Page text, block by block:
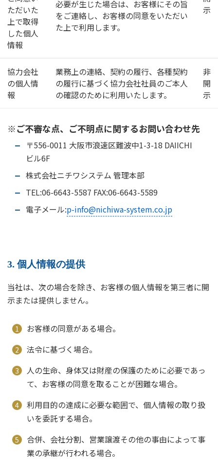
ただいた
上で取得
した個人
情報
必要が生じた場合は、お客様にその旨
をご連絡し、お客様の同意をいただい
た上で利用します。
示
協力会社
の個人情
報
業務上の連絡、契約の履行、各種契約
の履行に基づく協力会社社員のご本人
の確認のために利用いたします。
非
開
示
※ご不審な点、ご不明点に関するお問い合わせ先
〒556-0011 大阪市浪速区難波中1-3-18 DAIICHI
ビル6F
株式会社ニチワシステム 管理本部
TEL:06-6643-5587 FAX:06-6643-5589
電子メール:p-info@nichiwa-system.co.jp
3. 個人情報の提供
当社は、次の場合を除き、お客様の個人情報を第三者に開
示または提供しません。
お客様の同意がある場合。
法令に基づく場合。
人の生命、身体又は財産の保護のために必要であっ
て、お客様の同意を取ることが困難な場合。
利用目的の達成に必要な範囲で、個人情報の取り扱
いを委託する場合。
合併、会社分割、営業譲渡その他の事由によって事
業の承継が行われる場合。